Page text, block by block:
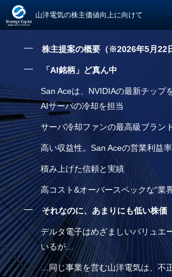
山洋電気の株主価値向上に向けて
株主提案の概要（※2026年5月22
「AI銘柄」ど真ん中
San Aceは、NVIDIAの最新チップ
AIサーバの冷却を担当
サーバ冷却ファンの最高級ブラン
高い収益性。San Aceの営業利益
積み上げた信頼と実績
高コスト&オーバースペックな“業
それなのに、あまりにも低い株価
デルタ電子はめざましいバリュエ
いるが…
…同じ事業を営む山洋電気は、不